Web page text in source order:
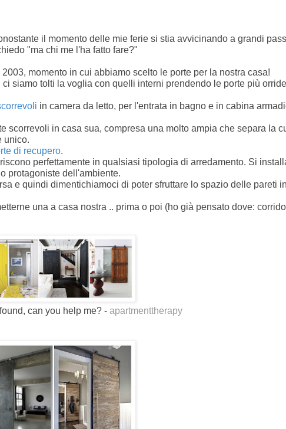
il momento delle mie ferie si stia avvicinando a grandi
"ma chi me l'ha fatto fare?"
momento in cui abbiamo scelto le porte per la nostra casa!
siamo tolti la voglia con quelli interni prendendo le porte più
in camera da letto, per l'entrata in bagno e in cabina
scorrevoli in casa sua, compresa una molto ampia che separa la
unico.
di recupero.
perfettamente in qualsiasi tipologia di arredamento. Si
protagoniste dell'ambiente.
e quindi dimentichiamoci di poter sfruttare lo spazio delle pareti
una a casa nostra .. prima o poi (ho già pensato dove:
can you help me? - apartmenttherapy